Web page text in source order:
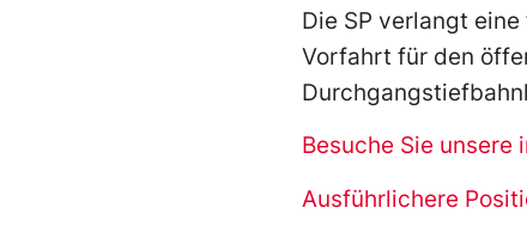
Die SP verlangt
Vorfahrt für den
Besuche Sie unsere
Ausführlichere